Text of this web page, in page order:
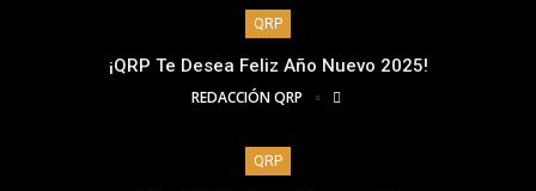
QRP
¡QRP Te Desea Feliz Año Nuevo 2025!
REDACCIÓN QRP
QRP